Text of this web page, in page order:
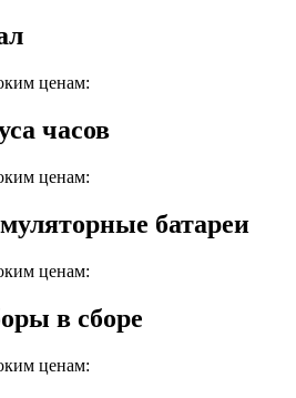
ценам:
часов
ценам:
батареи
ценам:
в сборе
ценам: